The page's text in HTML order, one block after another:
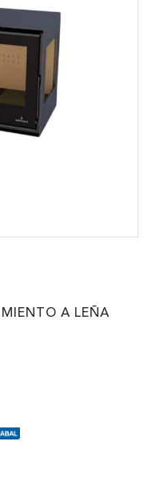
A LEÑA